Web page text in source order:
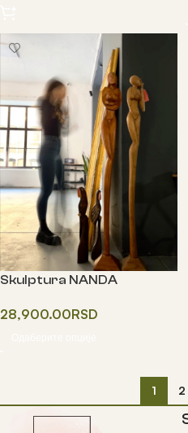
Skulptura NANDA
28,900.00RSD
1 2